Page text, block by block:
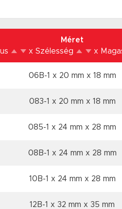
Méret
x Szélesség x
06B-1 x 20 mm x 18 mm
083-1 x 20 mm x 18 mm
085-1 x 24 mm x 28 mm
08B-1 x 24 mm x 28 mm
10B-1 x 24 mm x 28 mm
12B-1 x 32 mm x 35 mm